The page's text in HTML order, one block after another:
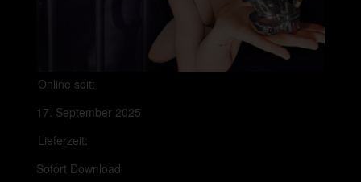
Online seit:
17. September 2025
Lieferzeit:
Sofort Download